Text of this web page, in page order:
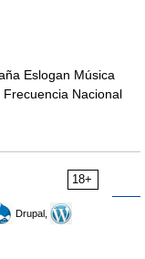
Eslogan Música
Nacional
18+
Drupal,